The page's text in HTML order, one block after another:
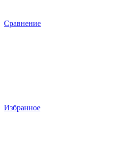
Сравнение
Избранное